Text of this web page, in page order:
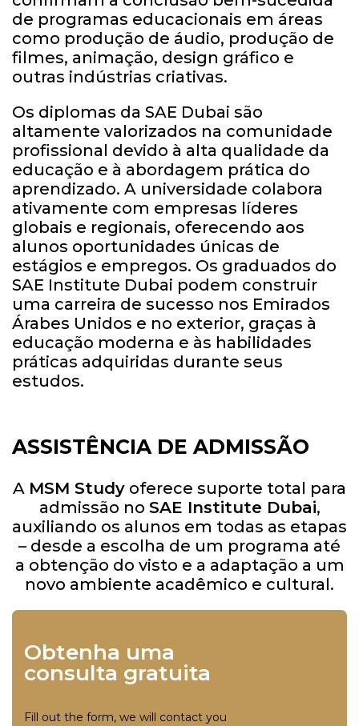
de programas educacionais em áreas
como produção de áudio, produção de
filmes, animação, design gráfico e
outras indústrias criativas.
Os diplomas da SAE Dubai são
altamente valorizados na comunidade
profissional devido à alta qualidade da
educação e à abordagem prática do
aprendizado. A universidade colabora
ativamente com empresas líderes
globais e regionais, oferecendo aos
alunos oportunidades únicas de
estágios e empregos. Os graduados do
SAE Institute Dubai podem construir
uma carreira de sucesso nos Emirados
Árabes Unidos e no exterior, graças à
educação moderna e às habilidades
práticas adquiridas durante seus
estudos.
ASSISTÊNCIA DE ADMISSÃO
A MSM Study oferece suporte total para
admissão no SAE Institute Dubai,
auxiliando os alunos em todas as etapas
– desde a escolha de um programa até
a obtenção do visto e a adaptação a um
novo ambiente acadêmico e cultural.
Obtenha uma
consulta gratuita
Fill out the form, we will contact you